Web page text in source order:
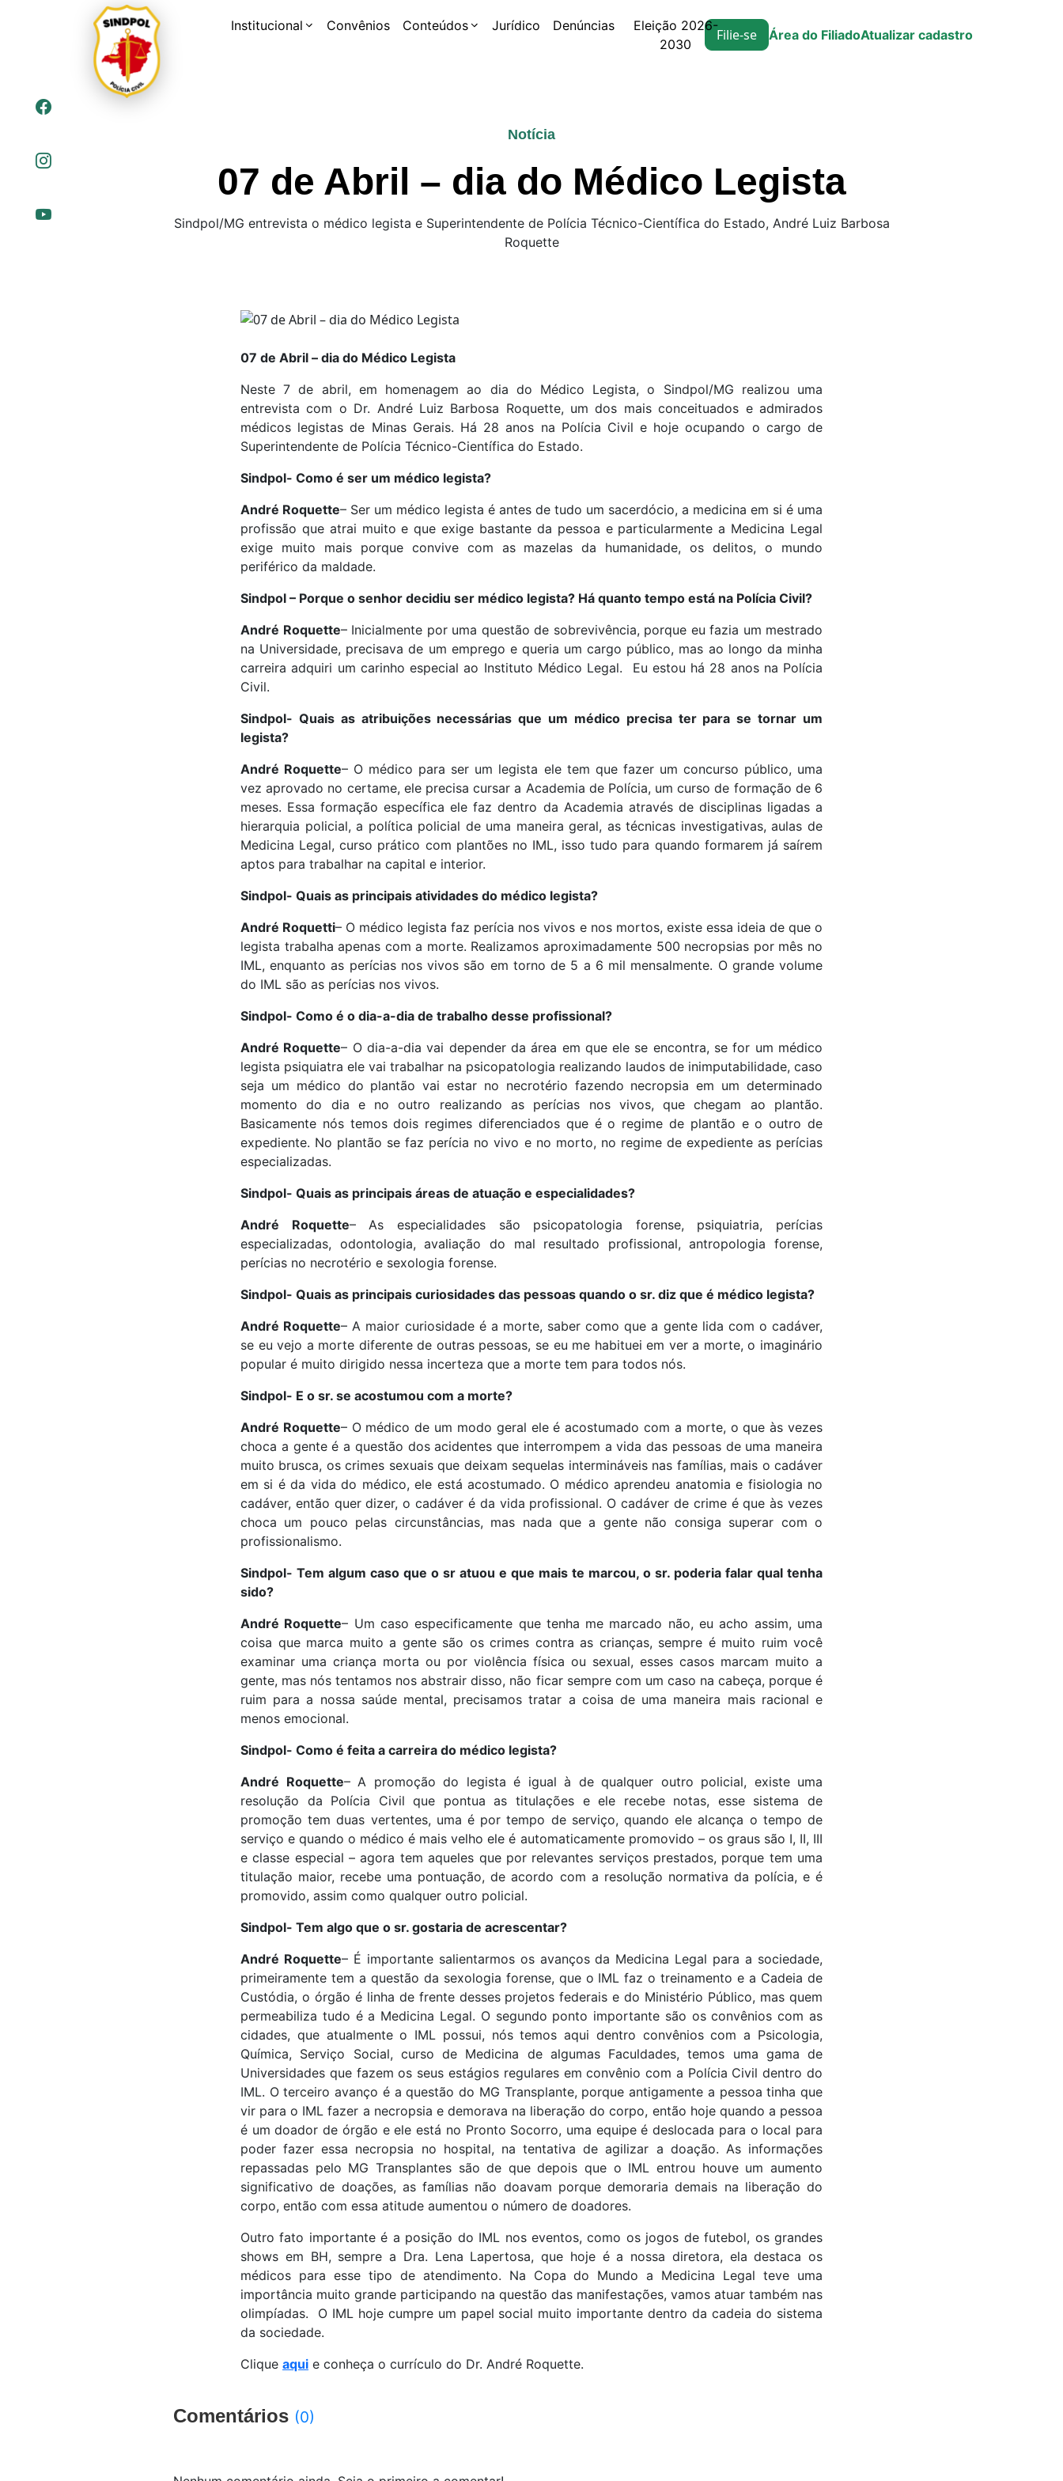
Institucional Convênios Conteúdos Jurídico Denúncias
Eleição 2026-
2030
Filie-se Área do FiliadoAtualizar cadastro
Notícia
07 de Abril – dia do Médico Legista
Sindpol/MG entrevista o médico legista e Superintendente de Polícia Técnico-Científica do Estado, André Luiz Barbosa
Roquette
07 de Abril – dia do Médico Legista
Neste 7 de abril, em homenagem ao dia do Médico Legista, o Sindpol/MG realizou uma
entrevista com o Dr. André Luiz Barbosa Roquette, um dos mais conceituados e admirados
médicos legistas de Minas Gerais. Há 28 anos na Polícia Civil e hoje ocupando o cargo de
Superintendente de Polícia Técnico-Científica do Estado.
Sindpol- Como é ser um médico legista?
André Roquette– Ser um médico legista é antes de tudo um sacerdócio, a medicina em si é uma
profissão que atrai muito e que exige bastante da pessoa e particularmente a Medicina Legal
exige muito mais porque convive com as mazelas da humanidade, os delitos, o mundo
periférico da maldade.
Sindpol – Porque o senhor decidiu ser médico legista? Há quanto tempo está na Polícia Civil?
André Roquette– Inicialmente por uma questão de sobrevivência, porque eu fazia um mestrado
na Universidade, precisava de um emprego e queria um cargo público, mas ao longo da minha
carreira adquiri um carinho especial ao Instituto Médico Legal. Eu estou há 28 anos na Polícia
Civil.
Sindpol- Quais as atribuições necessárias que um médico precisa ter para se tornar um
legista?
André Roquette– O médico para ser um legista ele tem que fazer um concurso público, uma
vez aprovado no certame, ele precisa cursar a Academia de Polícia, um curso de formação de 6
meses. Essa formação específica ele faz dentro da Academia através de disciplinas ligadas a
hierarquia policial, a política policial de uma maneira geral, as técnicas investigativas, aulas de
Medicina Legal, curso prático com plantões no IML, isso tudo para quando formarem já saírem
aptos para trabalhar na capital e interior.
Sindpol- Quais as principais atividades do médico legista?
André Roquetti– O médico legista faz perícia nos vivos e nos mortos, existe essa ideia de que o
legista trabalha apenas com a morte. Realizamos aproximadamente 500 necropsias por mês no
IML, enquanto as perícias nos vivos são em torno de 5 a 6 mil mensalmente. O grande volume
do IML são as perícias nos vivos.
Sindpol- Como é o dia-a-dia de trabalho desse profissional?
André Roquette– O dia-a-dia vai depender da área em que ele se encontra, se for um médico
legista psiquiatra ele vai trabalhar na psicopatologia realizando laudos de inimputabilidade, caso
seja um médico do plantão vai estar no necrotério fazendo necropsia em um determinado
momento do dia e no outro realizando as perícias nos vivos, que chegam ao plantão.
Basicamente nós temos dois regimes diferenciados que é o regime de plantão e o outro de
expediente. No plantão se faz perícia no vivo e no morto, no regime de expediente as perícias
especializadas.
Sindpol- Quais as principais áreas de atuação e especialidades?
André Roquette– As especialidades são psicopatologia forense, psiquiatria, perícias
especializadas, odontologia, avaliação do mal resultado profissional, antropologia forense,
perícias no necrotério e sexologia forense.
Sindpol- Quais as principais curiosidades das pessoas quando o sr. diz que é médico legista?
André Roquette– A maior curiosidade é a morte, saber como que a gente lida com o cadáver,
se eu vejo a morte diferente de outras pessoas, se eu me habituei em ver a morte, o imaginário
popular é muito dirigido nessa incerteza que a morte tem para todos nós.
Sindpol- E o sr. se acostumou com a morte?
André Roquette– O médico de um modo geral ele é acostumado com a morte, o que às vezes
choca a gente é a questão dos acidentes que interrompem a vida das pessoas de uma maneira
muito brusca, os crimes sexuais que deixam sequelas intermináveis nas famílias, mais o cadáver
em si é da vida do médico, ele está acostumado. O médico aprendeu anatomia e fisiologia no
cadáver, então quer dizer, o cadáver é da vida profissional. O cadáver de crime é que às vezes
choca um pouco pelas circunstâncias, mas nada que a gente não consiga superar com o
profissionalismo.
Sindpol- Tem algum caso que o sr atuou e que mais te marcou, o sr. poderia falar qual tenha
sido?
André Roquette– Um caso especificamente que tenha me marcado não, eu acho assim, uma
coisa que marca muito a gente são os crimes contra as crianças, sempre é muito ruim você
examinar uma criança morta ou por violência física ou sexual, esses casos marcam muito a
gente, mas nós tentamos nos abstrair disso, não ficar sempre com um caso na cabeça, porque é
ruim para a nossa saúde mental, precisamos tratar a coisa de uma maneira mais racional e
menos emocional.
Sindpol- Como é feita a carreira do médico legista?
André Roquette– A promoção do legista é igual à de qualquer outro policial, existe uma
resolução da Polícia Civil que pontua as titulações e ele recebe notas, esse sistema de
promoção tem duas vertentes, uma é por tempo de serviço, quando ele alcança o tempo de
serviço e quando o médico é mais velho ele é automaticamente promovido – os graus são I, II, III
e classe especial – agora tem aqueles que por relevantes serviços prestados, porque tem uma
titulação maior, recebe uma pontuação, de acordo com a resolução normativa da polícia, e é
promovido, assim como qualquer outro policial.
Sindpol- Tem algo que o sr. gostaria de acrescentar?
André Roquette– É importante salientarmos os avanços da Medicina Legal para a sociedade,
primeiramente tem a questão da sexologia forense, que o IML faz o treinamento e a Cadeia de
Custódia, o órgão é linha de frente desses projetos federais e do Ministério Público, mas quem
permeabiliza tudo é a Medicina Legal. O segundo ponto importante são os convênios com as
cidades, que atualmente o IML possui, nós temos aqui dentro convênios com a Psicologia,
Química, Serviço Social, curso de Medicina de algumas Faculdades, temos uma gama de
Universidades que fazem os seus estágios regulares em convênio com a Polícia Civil dentro do
IML. O terceiro avanço é a questão do MG Transplante, porque antigamente a pessoa tinha que
vir para o IML fazer a necropsia e demorava na liberação do corpo, então hoje quando a pessoa
é um doador de órgão e ele está no Pronto Socorro, uma equipe é deslocada para o local para
poder fazer essa necropsia no hospital, na tentativa de agilizar a doação. As informações
repassadas pelo MG Transplantes são de que depois que o IML entrou houve um aumento
significativo de doações, as famílias não doavam porque demoraria demais na liberação do
corpo, então com essa atitude aumentou o número de doadores.
Outro fato importante é a posição do IML nos eventos, como os jogos de futebol, os grandes
shows em BH, sempre a Dra. Lena Lapertosa, que hoje é a nossa diretora, ela destaca os
médicos para esse tipo de atendimento. Na Copa do Mundo a Medicina Legal teve uma
importância muito grande participando na questão das manifestações, vamos atuar também nas
olimpíadas. O IML hoje cumpre um papel social muito importante dentro da cadeia do sistema
da sociedade.
Clique aqui e conheça o currículo do Dr. André Roquette.
Comentários (0)